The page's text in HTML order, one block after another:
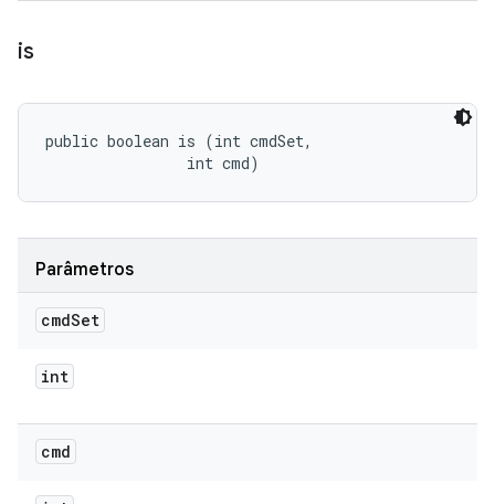
is
public boolean is (int cmdSet,
                int cmd)
Parâmetros
cmdSet
int
cmd